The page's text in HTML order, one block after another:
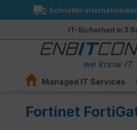
Zur Hauptnavigation
Schneller
IT-Sicherheit in 3
Managed IT Services
Fortinet